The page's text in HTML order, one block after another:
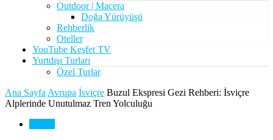
Outdoor | Macera
Doğa Yürüyüşü
Rehberlik
Oteller
YouTube Keşfet TV
Yurtdışı Turları
Özel Turlar
Ana Sayfa Avrupa İsviçre Buzul Ekspresi Gezi Rehberi: İsviçre
Alplerinde Unutulmaz Tren Yolculuğu